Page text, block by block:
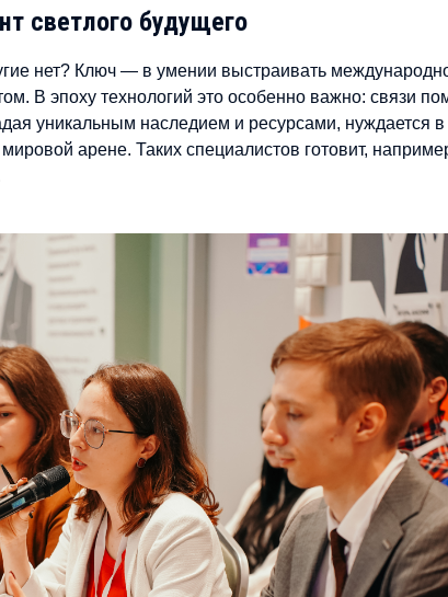
светлого будущего
нет? Ключ — в умении выстраивать
В эпоху технологий это особенно важно: связи
уникальным наследием и ресурсами, нуждается в
арене. Таких специалистов готовит,